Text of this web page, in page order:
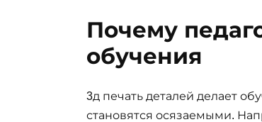
Почему
обучения
3д печать деталей делает
становятся осязаемыми.